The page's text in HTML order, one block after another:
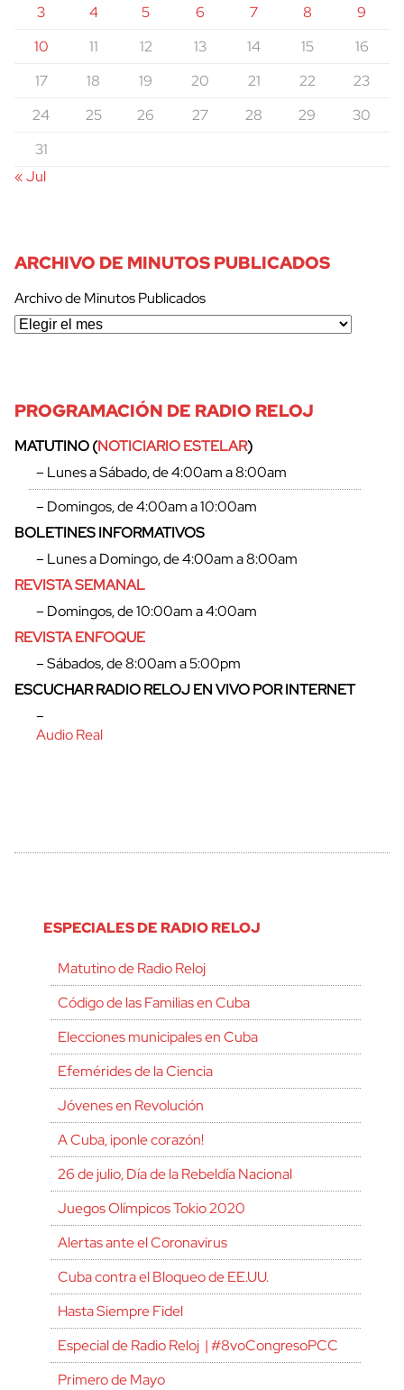
3 4 5 6 7 8
9
10
11 12 13 14 15
16
17
18 19 20 21 22
23
24
25 26 27 28 29
30
31
« Jul
ARCHIVO DE MINUTOS PUBLICADOS
Archivo de Minutos Publicados
PROGRAMACIÓN DE RADIO RELOJ
MATUTINO (NOTICIARIO ESTELAR)
– Lunes a Sábado, de 4:00am a 8:00am
– Domingos, de 4:00am a 10:00am
BOLETINES INFORMATIVOS
– Lunes a Domingo, de 4:00am a 8:00am
REVISTA SEMANAL
– Domingos, de 10:00am a 4:00am
REVISTA ENFOQUE
– Sábados, de 8:00am a 5:00pm
ESCUCHAR RADIO RELOJ EN VIVO POR INTERNET
–
Audio Real
ESPECIALES DE RADIO RELOJ
Matutino de Radio Reloj
Código de las Familias en Cuba
Elecciones municipales en Cuba
Efemérides de la Ciencia
Jóvenes en Revolución
A Cuba, ¡ponle corazón!
26 de julio, Día de la Rebeldía Nacional
Juegos Olímpicos Tokio 2020
Alertas ante el Coronavirus
Cuba contra el Bloqueo de EE.UU.
Hasta Siempre Fidel
Especial de Radio Reloj | #8voCongresoPCC
Primero de Mayo